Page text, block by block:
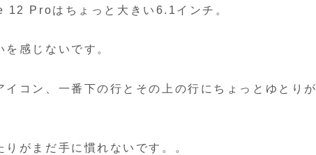
Proはちょっと大きい6.1インチ。
感じないです。
コン、一番下の行とその上の行にちょっとゆとりが
がまだ手に慣れないです。。